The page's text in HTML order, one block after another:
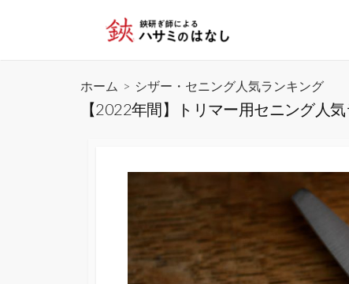
ホーム > シザー・セニング人気ランキング
【2022年間】トリマー用セニング人